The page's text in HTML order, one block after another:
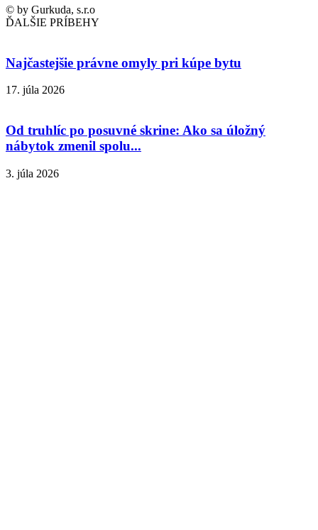
© by Gurkuda, s.r.o
ĎALŠIE PRÍBEHY
Najčastejšie právne omyly pri kúpe bytu
17. júla 2026
Od truhlíc po posuvné skrine: Ako sa úložný
nábytok zmenil spolu...
3. júla 2026